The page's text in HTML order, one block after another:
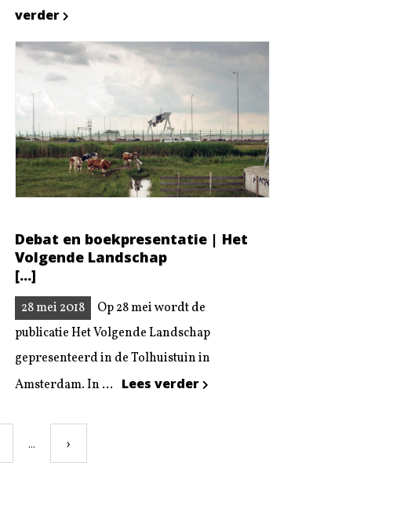
verder
Debat en boekpresentatie | Het
Volgende Landschap
[...]
28 mei 2018
Op 28 mei wordt de
publicatie Het Volgende Landschap
gepresenteerd in de Tolhuistuin in
Amsterdam. In ... Lees verder
... ›